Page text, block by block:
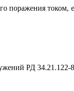
поражения током,
РД 34.21.122-